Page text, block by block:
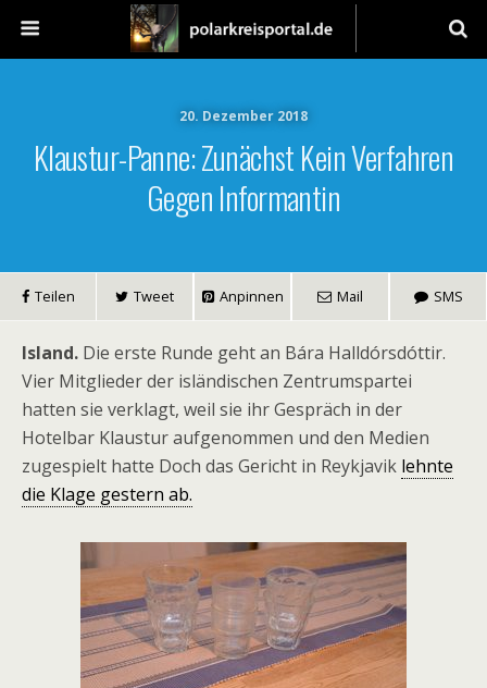
20. Dezember 2018
Klaustur-Panne: Zunächst Kein Verfahren
Gegen Informantin
Teilen Tweet Anpinnen Mail SMS
Island. Die erste Runde geht an Bára Halldórsdóttir.
Vier Mitglieder der isländischen Zentrumspartei
hatten sie verklagt, weil sie ihr Gespräch in der
Hotelbar Klaustur aufgenommen und den Medien
zugespielt hatte Doch das Gericht in Reykjavik lehnte
die Klage gestern ab.